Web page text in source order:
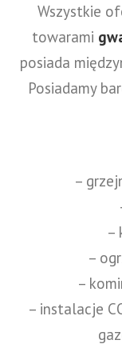
Wszystkie
towarami
posiada
Posiadamy
–
–
–
–
– instalacje